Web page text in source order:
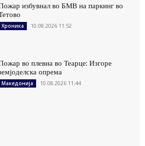
избувнал во БМВ на паркинг во
Хроника 10.08.2026 11:52
во плевна во Теарце: Изгоре
опрема
Македонија 10.08.2026 11:44